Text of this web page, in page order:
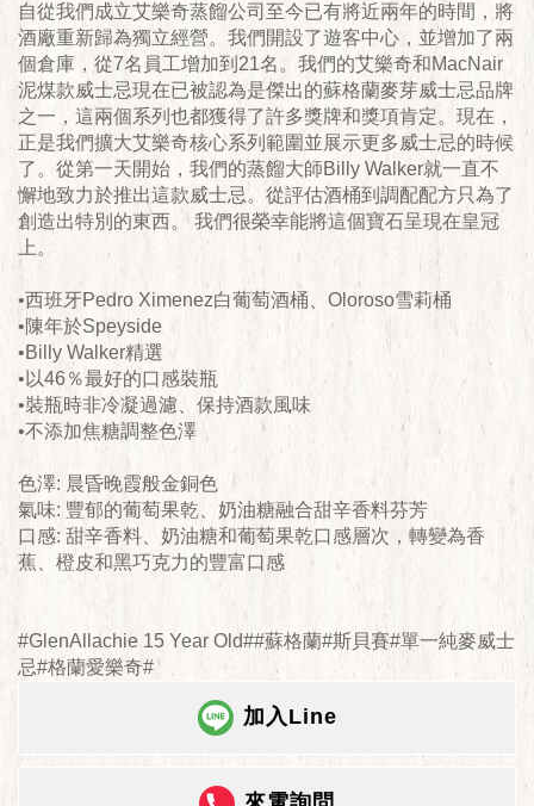
自從我們成立艾樂奇蒸餾公司至今已有將近兩年的時間，將
酒廠重新歸為獨立經營。我們開設了遊客中心，並增加了兩
個倉庫，從7名員工增加到21名。我們的艾樂奇和MacNair
泥煤款威士忌現在已被認為是傑出的蘇格蘭麥芽威士忌品牌
之一，這兩個系列也都獲得了許多獎牌和獎項肯定。現在，
正是我們擴大艾樂奇核心系列範圍並展示更多威士忌的時候
了。從第一天開始，我們的蒸餾大師Billy Walker就一直不
懈地致力於推出這款威士忌。從評估酒桶到調配配方只為了
創造出特別的東西。 我們很榮幸能將這個寶石呈現在皇冠
上。
•西班牙Pedro Ximenez白葡萄酒桶、Oloroso雪莉桶
•陳年於Speyside
•Billy Walker精選
•以46％最好的口感裝瓶
•裝瓶時非冷凝過濾、保持酒款風味
•不添加焦糖調整色澤
色澤: 晨昏晚霞般金銅色
氣味: 豐郁的葡萄果乾、奶油糖融合甜辛香料芬芳
口感: 甜辛香料、奶油糖和葡萄果乾口感層次，轉變為香
蕉、橙皮和黑巧克力的豐富口感
#GlenAllachie 15 Year Old##蘇格蘭#斯貝賽#單一純麥威士
忌#格蘭愛樂奇#
加入Line